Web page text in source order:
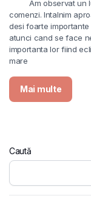
Am observat un
comenzi. Intalnim
desi foarte
atunci cand se face
importanta lor fiind
mare
Mai multe
Caută